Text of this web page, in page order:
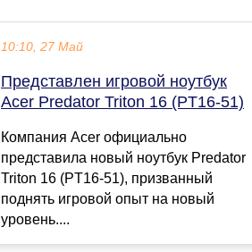
10:10, 27 Май
Представлен игровой ноутбук
Acer Predator Triton 16 (PT16-51)
Компания Acer официально
представила новый ноутбук Predator
Triton 16 (PT16-51), призванный
поднять игровой опыт на новый
уровень....